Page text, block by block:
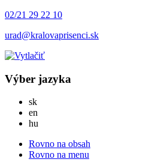
02/21 29 22 10
urad@kralovaprisenci.sk
Výber jazyka
skSlovensky
en
hu
Rovno na obsah
Rovno na menu